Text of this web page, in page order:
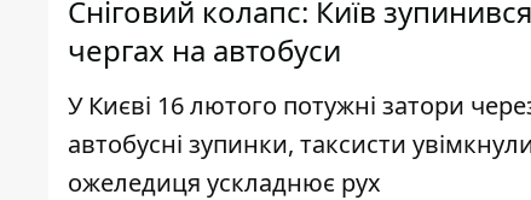
Сніговий колапс: Київ
чергах на автобуси
У Києві 16 лютого потужні затори
автобусні зупинки, таксисти
ожеледиця ускладнює рух